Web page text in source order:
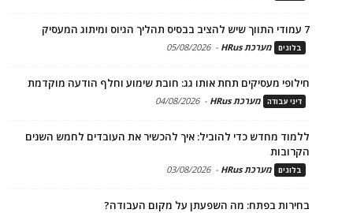
7 עמודי התווך שיש להציב בבסיס תהליך הגיוס ומיתוג המעסיק
בלוגים מערכת HRus -
05/08/2026
חילופי מעסיקים תחת אותו גג: חובת שימוע וחלף הודעה מוקדמת
דיני עבודה מערכת HRus -
04/08/2026
ללמוד מחדש כדי להוביל: איך להכשיר את העובדים לחמש השנים
הקרובות
בלוגים מערכת HRus -
03/08/2026
בחירות בפתח: מה השפעתן על מקום העבודה?